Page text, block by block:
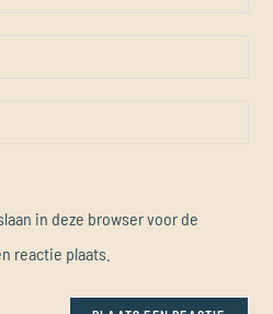
in deze browser voor de
reactie plaats.